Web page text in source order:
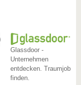
Glassdoor -
Unternehmen
entdecken. Traumjob
finden.